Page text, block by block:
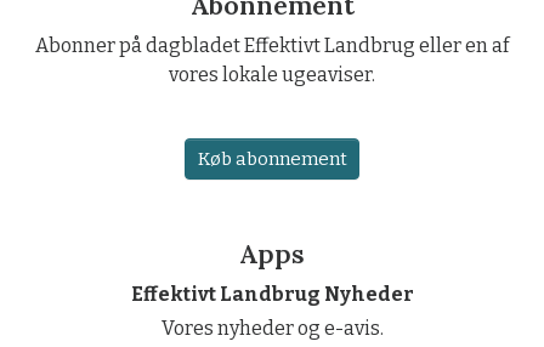
Abonner på dagbladet Effektivt Landbrug eller en af
vores lokale ugeaviser.
Køb abonnement
Apps
Effektivt Landbrug Nyheder
Vores nyheder og e-avis.